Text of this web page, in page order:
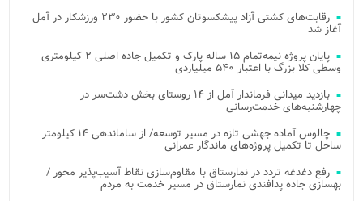
رقابت‌های کشتی آزاد پیشکسوتان کشور با حضور ۲۳۰ ورزشکار در آمل
آغاز شد
پایان پروژه نیمه‌تمام ۱۵ ساله پارک و تکمیل جاده اصلی ۲ کیلومتری
وسطی کلا بزرگ با اعتبار ۵۴۰ میلیاردی
بازدید میدانی فرماندار آمل از ۱۴ روستای بخش دشت‌سر در
چهارشنبه‌های خدمت‌رسانی
چالوس آماده جهشی تازه در مسیر توسعه/ از ساماندهی ۱۴ کیلومتر
ساحل تا تکمیل پروژه‌های ماندگار عمرانی
رفع دغدغه تردد در نمارستاق با مقاوم‌سازی نقاط آسیب‌پذیر محور /
بهسازی جاده پدافندی نمارستاق در مسیر خدمت به مردم